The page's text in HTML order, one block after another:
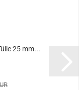
25 mm...